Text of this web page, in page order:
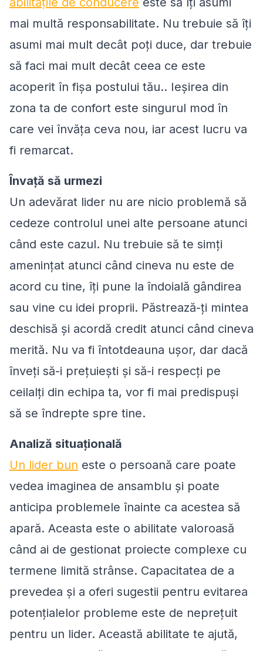
mai multă responsabilitate. Nu trebuie să îți
asumi mai mult decât poți duce, dar trebuie
să faci mai mult decât ceea ce este
acoperit în fișa postului tău.. Ieșirea din
zona ta de confort este singurul mod în
care vei învăța ceva nou, iar acest lucru va
fi remarcat.
Învață să urmezi
Un adevărat lider nu are nicio problemă să
cedeze controlul unei alte persoane atunci
când este cazul. Nu trebuie să te simți
amenințat atunci când cineva nu este de
acord cu tine, îți pune la îndoială gândirea
sau vine cu idei proprii. Păstrează-ți mintea
deschisă și acordă credit atunci când cineva
merită. Nu va fi întotdeauna ușor, dar dacă
înveți să-i prețuiești și să-i respecți pe
ceilalți din echipa ta, vor fi mai predispuși
să se îndrepte spre tine.
Analiză situațională
Un lider bun este o persoană care poate
vedea imaginea de ansamblu și poate
anticipa problemele înainte ca acestea să
apară. Aceasta este o abilitate valoroasă
când ai de gestionat proiecte complexe cu
termene limită strânse. Capacitatea de a
prevedea și a oferi sugestii pentru evitarea
potențialelor probleme este de neprețuit
pentru un lider. Această abilitate te ajută,